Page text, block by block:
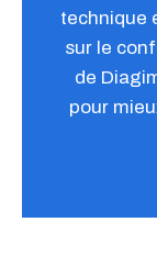
technique
sur le
de
pour